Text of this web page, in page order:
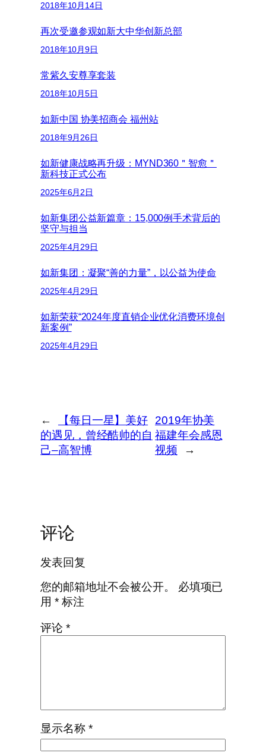
2018年10月14日
再次受邀参观如新大中华创新总部
2018年10月9日
常紫久安尊享套装
2018年10月5日
如新中国 协美招商会 福州站
2018年9月26日
如新健康战略再升级：MYND360＂智愈＂
新科技正式公布
2025年6月2日
如新集团公益新篇章：15,000例手术背后的
坚守与担当
2025年4月29日
如新集团：凝聚“善的力量”，以公益为使命
2025年4月29日
如新荣获“2024年度直销企业优化消费环境创
新案例”
2025年4月29日
←
【每日一星】美好
的遇见，曾经酷帅的自
己–高智博
2019年协美
福建年会感恩
视频
→
评论
发表回复
您的邮箱地址不会被公开。
必填项已
用 *标注
评论 *
显示名称 *